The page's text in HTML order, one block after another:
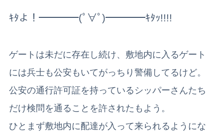
ｷﾀよ！━━━━(ﾟ∀ﾟ)━━━━ｷﾀｯ!!!!
ゲートは未だに存在し続け、敷地内に入るゲート
には兵士も公安もいてがっちり警備してるけど。
公安の通行許可証を持っているシッパーさんたち
だけ検問を通ることを許されたもよう。
ひとまず敷地内に配達が入って来られるようにな